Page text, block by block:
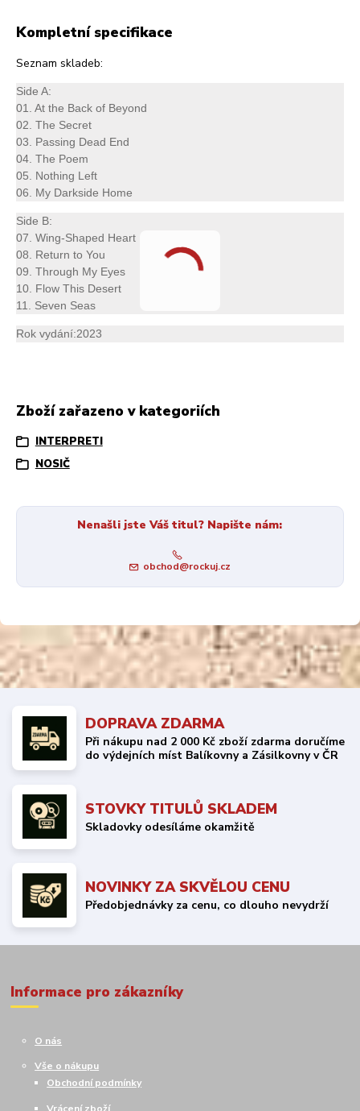
Kompletní specifikace
Seznam skladeb:
Side A:
01. At the Back of Beyond
02. The Secret
03. Passing Dead End
04. The Poem
05. Nothing Left
06. My Darkside Home
Side B:
07. Wing-Shaped Heart
08. Return to You
09. Through My Eyes
10. Flow This Desert
11. Seven Seas
Rok vydání:2023
Zboží zařazeno v kategoriích
INTERPRETI
NOSIČ
Nenašli jste Váš titul? Napište nám:
obchod@rockuj.cz
DOPRAVA ZDARMA
Při nákupu nad 2 000 Kč zboží zdarma doručíme
do výdejních míst Balíkovny a Zásilkovny v ČR
STOVKY TITULŮ SKLADEM
Skladovky odesíláme okamžitě
NOVINKY ZA SKVĚLOU CENU
Předobjednávky za cenu, co dlouho nevydrží
Informace pro zákazníky
O nás
Vše o nákupu
Obchodní podmínky
Vrácení zboží